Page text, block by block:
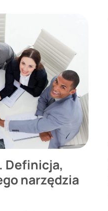
Definicja,
narzędzia